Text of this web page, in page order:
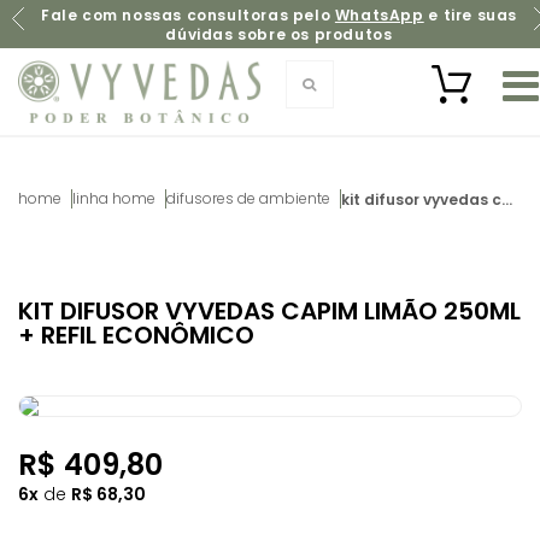
Fale com nossas consultoras pelo WhatsApp e tire suas
dúvidas sobre os produtos
linha home difusores de ambiente kit difusor vyvedas capim limão 250ml + refil econômico
KIT DIFUSOR VYVEDAS CAPIM LIMÃO 250ML
+ REFIL ECONÔMICO
R$ 409,80
6x R$ 68,30